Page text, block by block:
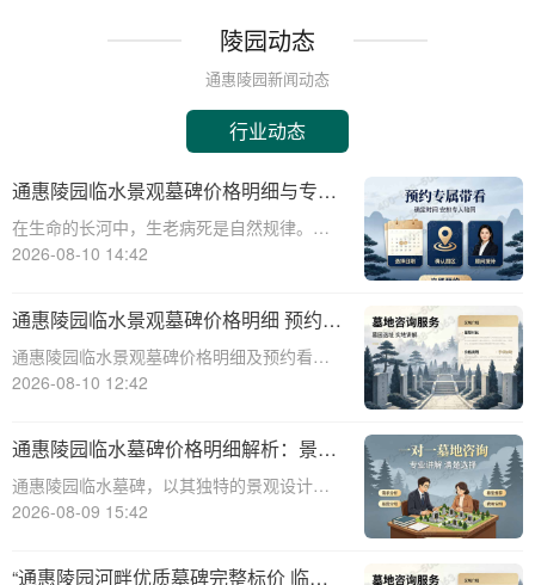
陵园动态
通惠陵园新闻动态
行业动态
通惠陵园临水景观墓碑价格明细与专属
优惠福利深度解析
在生命的长河中，生老病死是自然规律。当
亲人离去，我们如何安放他们的灵魂，寄托
园机构，为逝者提供庄严宁静的安息之地，
为生者创造永恒的纪念空间。近年来，通惠
陵园的临水
2026-08-10 14:42
通惠陵园临水景观墓碑价格明细 预约看
墓赠送碑文雕刻详解
通惠陵园临水景观墓碑价格明细及预约看墓
赠送碑文雕刻详解☎ 通惠陵园电话:400-838-
了更多的选择和需求。通惠陵园作为一家专
业的陵园机构，提供多种类型的墓
2026-08-10 12:42
通惠陵园临水墓碑价格明细解析：景观
维护费用承担政策及专属福利解读
通惠陵园临水墓碑，以其独特的景观设计和
深厚的文化内涵，成为众多家属的选择。本
构成、园区景观维护费用承担情况、以及家
2026-08-09 15:42
“通惠陵园河畔优质墓碑完整标价 临水